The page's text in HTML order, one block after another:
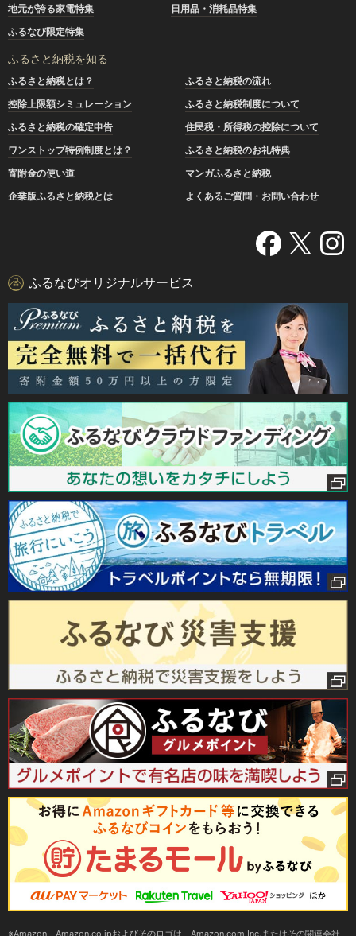
地元が誇る家電特集
日用品・消耗品特集
ふるなび限定特集
ふるさと納税を知る
ふるさと納税とは？
ふるさと納税の流れ
控除上限額シミュレーション
ふるさと納税制度について
ふるさと納税の確定申告
住民税・所得税の控除について
ワンストップ特例制度とは？
ふるさと納税のお礼特典
寄附金の使い道
マンガふるさと納税
企業版ふるさと納税とは
よくあるご質問・お問い合わせ
ふるなびオリジナルサービス
Amazon、Amazon.co.jpおよびそのロゴは、Amazon.com,Inc.またはその関連会社